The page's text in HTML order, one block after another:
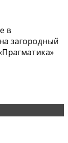
в
загородный